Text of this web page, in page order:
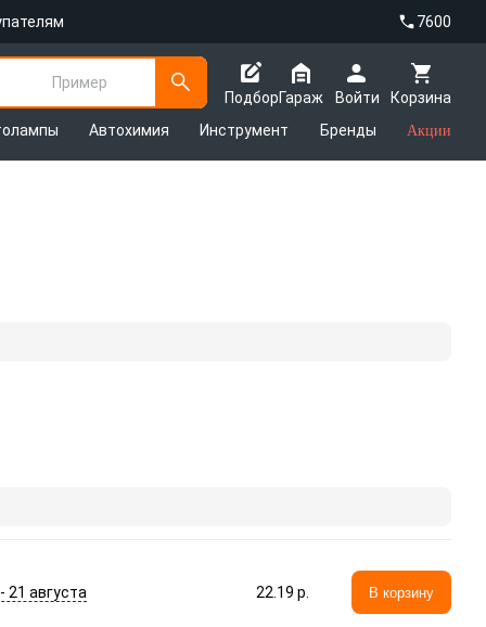
7600
Пример
Подбор
Корзина
Гараж
Войти
Автохимия Инструмент Бренды Акции
21 августа 22.19 p. В корзину